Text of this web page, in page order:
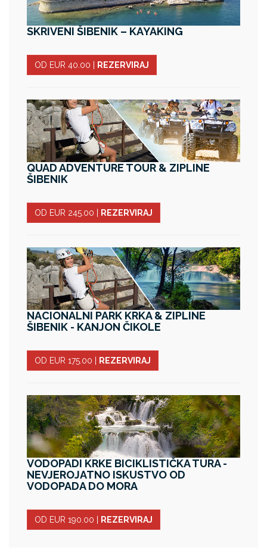
SKRIVENI ŠIBENIK – KAYAKING
OD EUR 40.00 REZERVIRAJ
QUAD ADVENTURE TOUR & ZIPLINE
ŠIBENIK
OD EUR 245.00 REZERVIRAJ
NACIONALNI PARK KRKA & ZIPLINE
ŠIBENIK - KANJON ČIKOLE
OD EUR 175.00 REZERVIRAJ
VODOPADI KRKE BICIKLISTIČKA TURA -
NEVJEROJATNO ISKUSTVO OD
VODOPADA DO MORA
OD EUR 190.00 REZERVIRAJ